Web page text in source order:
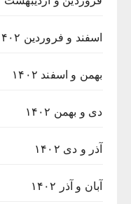
اسفند و فروردین ۱۴۰۲
بهمن و اسفند ۱۴۰۲
دی و بهمن ۱۴۰۲
آذر و دی ۱۴۰۲
آبان و آذر ۱۴۰۲